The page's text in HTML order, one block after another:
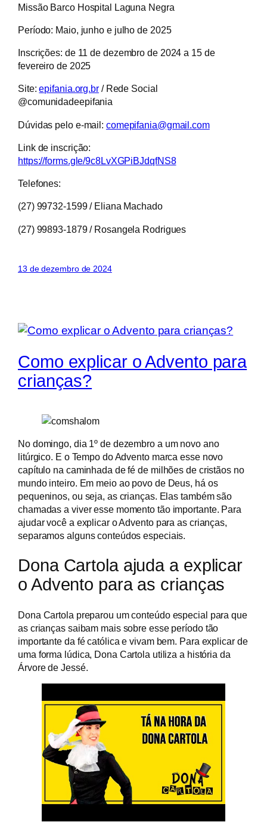
Missão Barco Hospital Laguna Negra
Período: Maio, junho e julho de 2025
Inscrições: de 11 de dezembro de 2024 a 15 de
fevereiro de 2025
Site: epifania.org.br/ Rede Social
@comunidadeepifania
Dúvidas pelo e-mail: comepifania@gmail.com
Link de inscrição:
https://forms.gle/9c8LvXGPiBJdqfNS8
Telefones:
(27) 99732-1599 / Eliana Machado
(27) 99893-1879 / Rosangela Rodrigues
13 de dezembro de 2024
Como explicar o Advento para
crianças?
No domingo, dia 1º de dezembro a um novo ano
litúrgico. E o Tempo do Advento marca esse novo
capítulo na caminhada de fé de milhões de cristãos no
mundo inteiro. Em meio ao povo de Deus, há os
pequeninos, ou seja, as crianças. Elas também são
chamadas a viver esse momento tão importante. Para
ajudar você a explicar o Advento para as crianças,
separamos alguns conteúdos especiais.
Dona Cartola ajuda a explicar
o Advento para as crianças
Dona Cartola preparou um conteúdo especial para que
as crianças saibam mais sobre esse período tão
importante da fé católica e vivam bem. Para explicar de
uma forma lúdica, Dona Cartola utiliza a história da
Árvore de Jessé.